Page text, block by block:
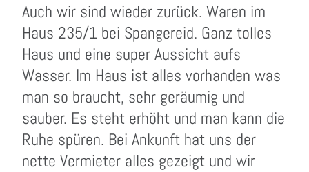
Auch wir sind wieder zurück. Waren im
Haus 235/1 bei Spangereid. Ganz tolles
Haus und eine super Aussicht aufs
Wasser. Im Haus ist alles vorhanden was
man so braucht, sehr geräumig und
sauber. Es steht erhöht und man kann die
Ruhe spüren. Bei Ankunft hat uns der
nette Vermieter alles gezeigt und wir